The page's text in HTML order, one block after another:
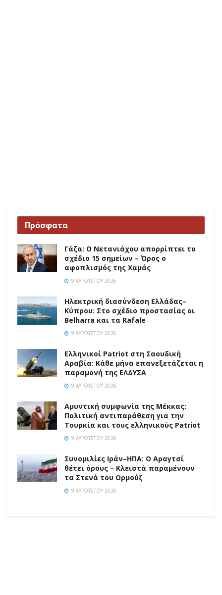
Πρόσφατα
Γάζα: Ο Νετανιάχου απορρίπτει το
σχέδιο 15 σημείων – Όρος ο
αφοπλισμός της Χαμάς
9 ΑΥΓΟΎΣΤΟΥ 2026
Ηλεκτρική διασύνδεση Ελλάδας–
Κύπρου: Στο σχέδιο προστασίας οι
Belharra και τα Rafale
9 ΑΥΓΟΎΣΤΟΥ 2026
Ελληνικοί Patriot στη Σαουδική
Αραβία: Κάθε μήνα επανεξετάζεται η
παραμονή της ΕΛΔΥΣΑ
9 ΑΥΓΟΎΣΤΟΥ 2026
Αμυντική συμφωνία της Μέκκας:
Πολιτική αντιπαράθεση για την
Τουρκία και τους ελληνικούς Patriot
9 ΑΥΓΟΎΣΤΟΥ 2026
Συνομιλίες Ιράν–ΗΠΑ: Ο Αραγτσί
θέτει όρους – Κλειστά παραμένουν
τα Στενά του Ορμούζ
9 ΑΥΓΟΎΣΤΟΥ 2026